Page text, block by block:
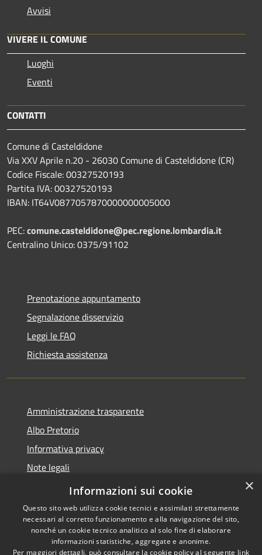
Avvisi
VIVERE IL COMUNE
Luoghi
Eventi
CONTATTI
Comune di Casteldidone
Via XXV Aprile n.20 - 26030 Comune di Casteldidone (CR)
Codice Fiscale: 00327520193
Partita IVA: 00327520193
IBAN: IT64V0877057870000000005000
PEC:comune.casteldidone@pec.regione.lombardia.it
Centralino Unico: 0375/91102
Prenotazione appuntamento
Segnalazione disservizio
Leggi le FAQ
Richiesta assistenza
Amministrazione trasparente
Albo Pretorio
Informativa privacy
Note legali
Dichiarazione di accessibilità
Copyright © 2026 • Comune di
×
Informazioni sui cookie
Questo sito web utilizza cookie tecnici e assimilati strettamente
necessari al corretto funzionamento e alla navigazione del sito,
nonché un cookie tecnico analitico al solo fine di elaborare
informazioni statistiche, aggregate e anonime.
Per maggiori dettagli, può consultare la cookie policy al seguente link